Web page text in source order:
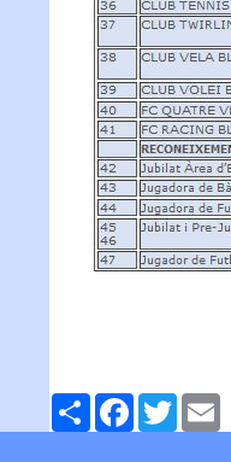
ComparteixFacebookTwitter